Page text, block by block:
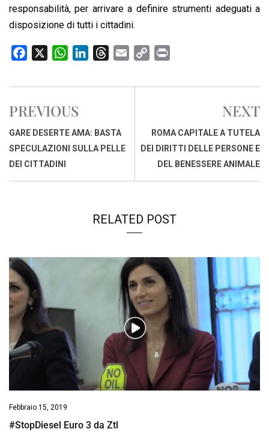
responsabilità, per arrivare a definire strumenti adeguati a
disposizione di tutti i cittadini.
c
b
o
o
k
W
a
s
A
p
n
d
I
r
d
s
a
p
n
i
PREVIOUS
GARE DESERTE AMA: BASTA
SPECULAZIONI SULLA PELLE
DEI CITTADINI
NEXT
ROMA CAPITALE A TUTELA
DEI DIRITTI DELLE PERSONE E
DEL BENESSERE ANIMALE
RELATED POST
Febbraio 15, 2019
#StopDiesel Euro 3 da Ztl